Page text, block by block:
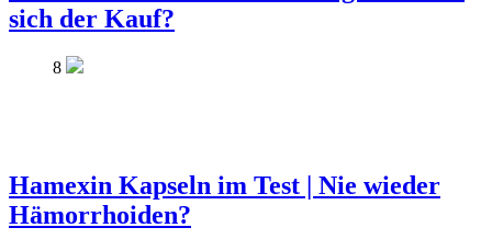
sich der Kauf?
8
Hamexin Kapseln im Test | Nie wieder
Hämorrhoiden?